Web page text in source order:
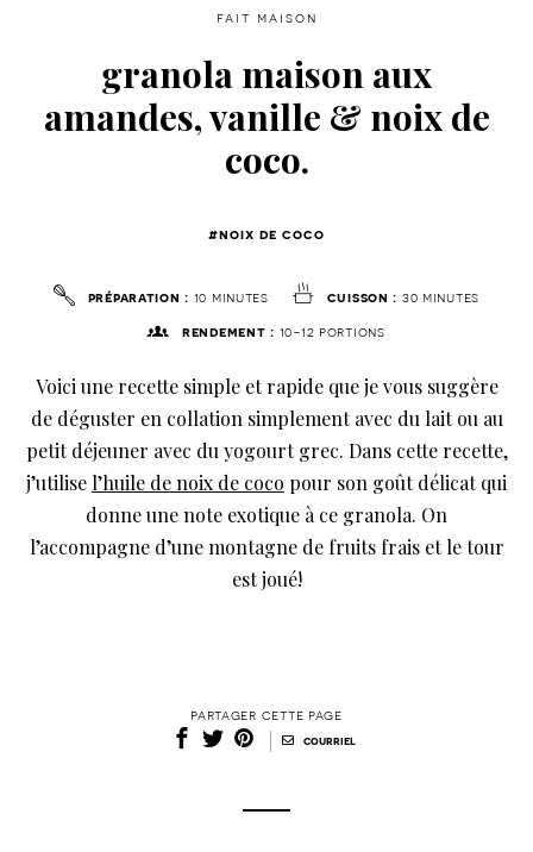
fait maison
granola maison aux
amandes, vanille & noix de
coco.
#noix de coco
préparation : 10 minutes cuisson : 30 minutes
rendement : 10-12 portions
Voici une recette simple et rapide que je vous suggère
de déguster en collation simplement avec du lait ou au
petit déjeuner avec du yogourt grec. Dans cette recette,
j’utilise l’huile de noix de coco pour son goût délicat qui
donne une note exotique à ce granola. On
l’accompagne d’une montagne de fruits frais et le tour
est joué!
partager cette page
courriel